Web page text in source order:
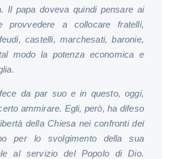
Il papa doveva quindi pensare ai
provvedere a collocare fratelli,
castelli, marchesati, baronie,
modo la potenza economica e
da par suo e in questo, oggi,
ammirare. Egli, però, ha difeso
della Chiesa nei confronti dei
per lo svolgimento della sua
al servizio del Popolo di Dio.